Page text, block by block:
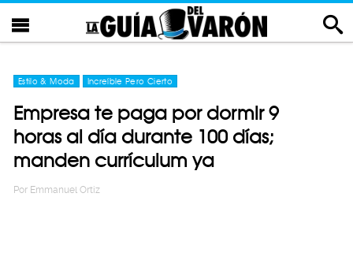
Estilo & Moda Increíble Pero Cierto
Empresa te paga por dormir 9
horas al día durante 100 días;
manden currículum ya
Por Emmanuel Ortiz